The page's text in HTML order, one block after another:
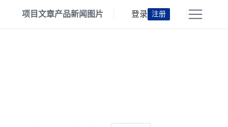
项目文章产品新闻 图片 登录 注册